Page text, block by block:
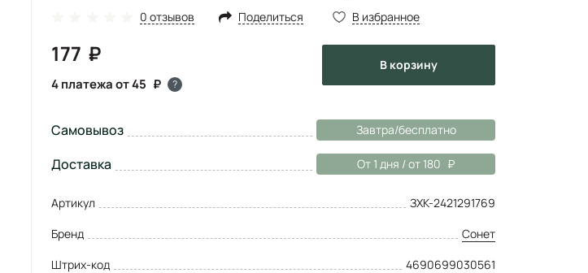
0 отзывов Поделиться В избранное
177
4 платежа от 45 ?
в корзину
Самовывоз Завтра/бесплатно
Доставка От 1 дня / от 180
Артикул
ЗХК-2421291769
Бренд
Сонет
Штрих-код
4690699030561